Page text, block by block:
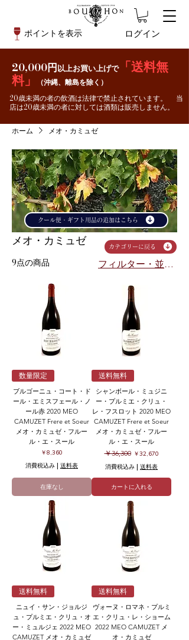
ポイントを表示 ログイン
20,000円以上お買い上げで「送料無
料」
（沖縄、離島を除く）
20歳未満の者の飲酒は法律で禁止されています。 当
店は20歳未満の者に対しては酒類は販売しません。
ホーム メオ・カミュゼ
メオ・カミュゼ
9点の商品 フィルター・並び替え
数量限定
ブルゴーニュ・コート・ド
ール・エミスフェール・ノ
ール赤 2020 MEO
CAMUZET Frere et Soeur
メオ・カミュゼ・フルー
ル・エ・スール
価格
￥8,360
消費税込み | 送料表
在庫なし
送料無料
シャンボール・ミュジニ
ー・プルミエ・クリュ・
レ・フスロット 2020 MEO
CAMUZET Frere et Soeur
メオ・カミュゼ・フルー
ル・エ・スール
通常価格
￥36,300 セール価格
￥32,670
消費税込み | 送料表
カートに入れる
送料無料
ニュイ・サン・ジョルジ
ュ・プルミエ・クリュ・オ
ー・ミュルジェ 2022 MEO
CAMUZET メオ・カミュゼ
送料無料
ヴォーヌ・ロマネ・プルミ
エ・クリュ・レ・ショーム
2022 MEO CAMUZET メ
オ・カミュゼ
クール便・ギフト用品の追加はこちら
カテゴリーに戻る